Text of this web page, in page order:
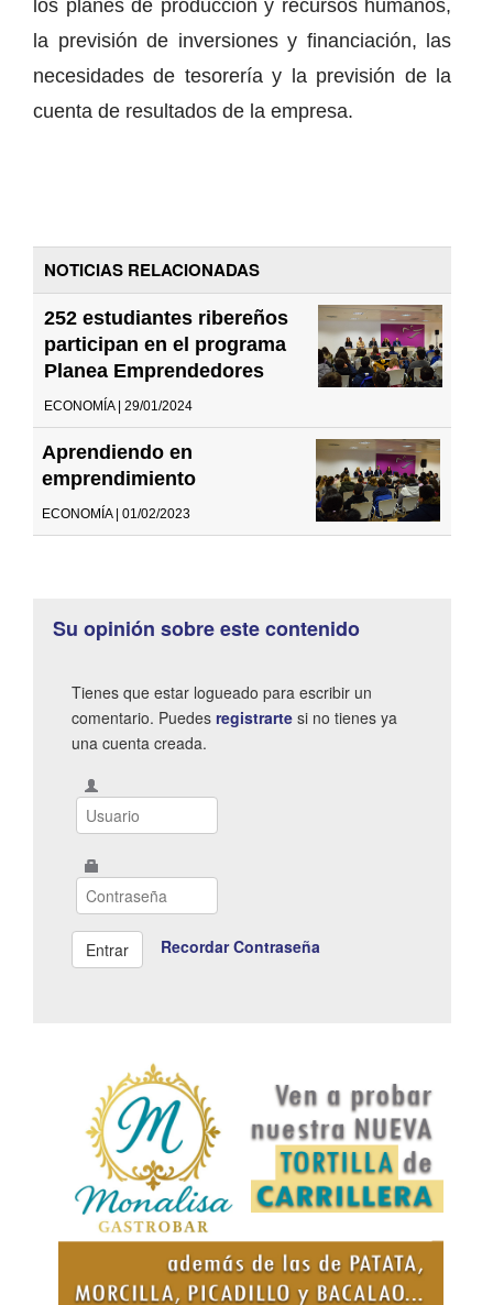
los planes de producción y recursos humanos,
la previsión de inversiones y financiación, las
necesidades de tesorería y la previsión de la
cuenta de resultados de la empresa.
NOTICIAS RELACIONADAS
252 estudiantes ribereños
participan en el programa
Planea Emprendedores
ECONOMÍA | 29/01/2024
Aprendiendo en
emprendimiento
ECONOMÍA | 01/02/2023
Su opinión sobre este contenido
Tienes que estar logueado para escribir un
comentario. Puedes registrarte si no tienes ya
una cuenta creada.
Recordar Contraseña